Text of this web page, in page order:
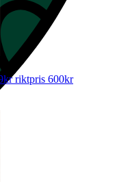
riktpris 600kr